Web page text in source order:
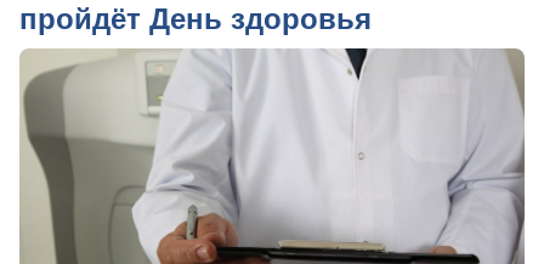
пройдёт День здоровья